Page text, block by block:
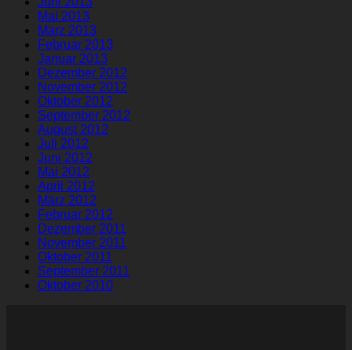
Mai 2013
März 2013
Februar 2013
Januar 2013
Dezember 2012
November 2012
Oktober 2012
September 2012
August 2012
Juli 2012
Juni 2012
Mai 2012
April 2012
März 2012
Februar 2012
Dezember 2011
November 2011
Oktober 2011
September 2011
Oktober 2010